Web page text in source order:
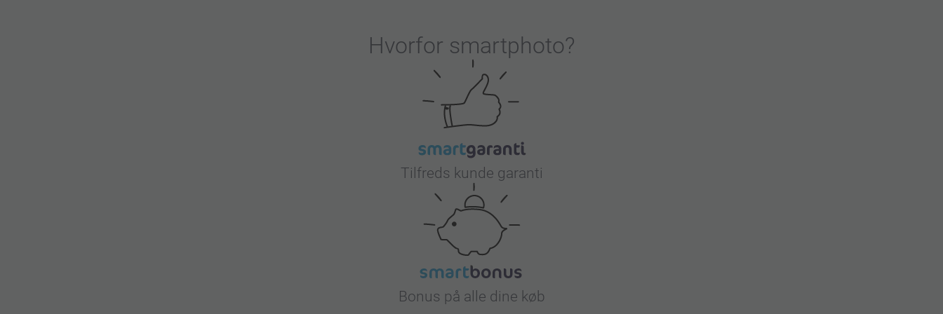
Dejligt at høre, at du er tilfreds med kruset. Det sætter vi stor pris på!Hvorfor smartphoto?
Tilfreds kunde garanti
Bonus på alle dine køb